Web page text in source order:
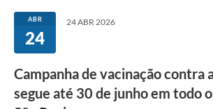
ABR
24
24 ABR 2026
Campanha de vacinação contra
segue até 30 de junho em todo